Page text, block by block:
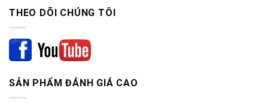
THEO DÕI CHÚNG TÔI
SẢN PHẨM ĐÁNH GIÁ CAO